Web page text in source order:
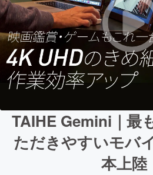
TAIHE Gemini｜最
ただきやすいモバ
本上陸